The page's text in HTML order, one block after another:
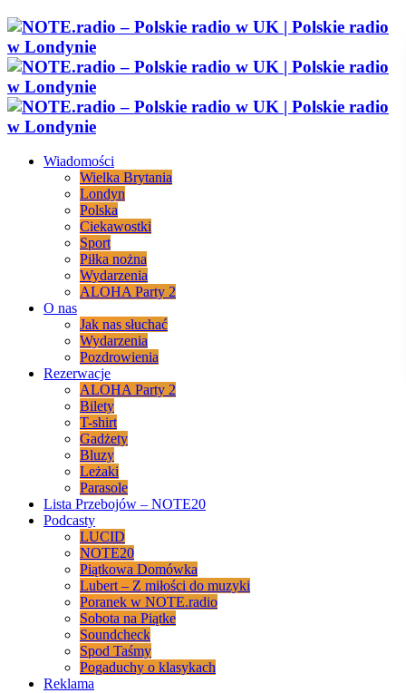
Wiadomości
Wielka Brytania
Londyn
Polska
Ciekawostki
Sport
Piłka nożna
Wydarzenia
ALOHA Party 2
O nas
Jak nas słuchać
Wydarzenia
Pozdrowienia
Rezerwacje
ALOHA Party 2
Bilety
T-shirt
Gadżety
Bluzy
Leżaki
Parasole
Lista Przebojów – NOTE20
Podcasty
LUCID
NOTE20
Piątkowa Domówka
Lubert – Z miłości do muzyki
Poranek w NOTE.radio
Sobota na Piątke
Soundcheck
Spod Taśmy
Pogaduchy o klasykach
Reklama